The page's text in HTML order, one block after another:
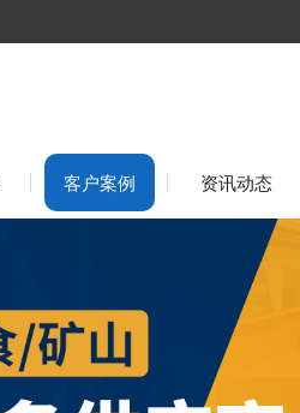
客户案例 资讯动态